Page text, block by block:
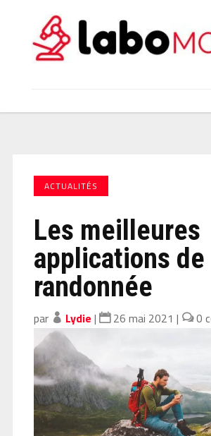
ACTUALITÉS
Les meilleures
applications de
randonnée
par Lydie | 26 mai 2021 | 0